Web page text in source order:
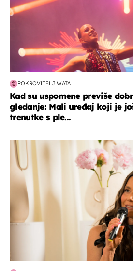
POKROVITELJ WATA
Kad su uspomene previše
gledanje: Mali uređaj koji je
trenutke s ple...
moda & ljepota